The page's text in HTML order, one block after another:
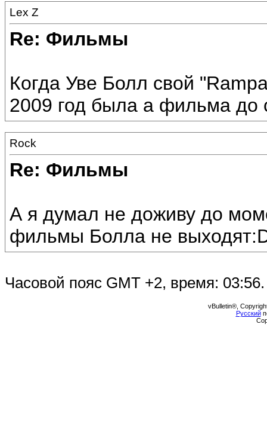
Lex Z
Re: Фильмы
Когда Уве Болл свой
2009 год была а фильма до
Rock
Re: Фильмы
А я думал не доживу до
фильмы Болла не
Часовой пояс GMT +2, время: 03:56.
vBulletin®,
Русский